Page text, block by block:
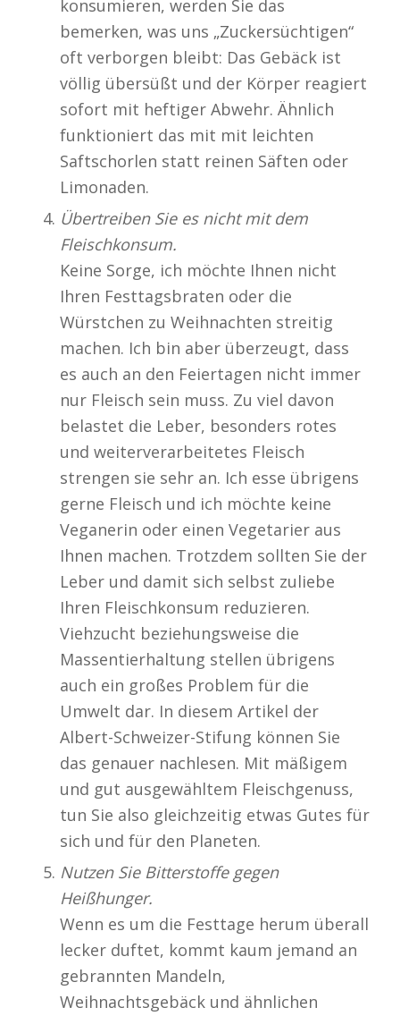
konsumieren, werden Sie das
bemerken, was uns „Zuckersüchtigen“
oft verborgen bleibt: Das Gebäck ist
völlig übersüßt und der Körper reagiert
sofort mit heftiger Abwehr. Ähnlich
funktioniert das mit mit leichten
Saftschorlen statt reinen Säften oder
Limonaden.
Übertreiben Sie es nicht mit dem
Fleischkonsum.
Keine Sorge, ich möchte Ihnen nicht
Ihren Festtagsbraten oder die
Würstchen zu Weihnachten streitig
machen. Ich bin aber überzeugt, dass
es auch an den Feiertagen nicht immer
nur Fleisch sein muss. Zu viel davon
belastet die Leber, besonders rotes
und weiterverarbeitetes Fleisch
strengen sie sehr an. Ich esse übrigens
gerne Fleisch und ich möchte keine
Veganerin oder einen Vegetarier aus
Ihnen machen. Trotzdem sollten Sie der
Leber und damit sich selbst zuliebe
Ihren Fleischkonsum reduzieren.
Viehzucht beziehungsweise die
Massentierhaltung stellen übrigens
auch ein großes Problem für die
Umwelt dar. In diesem Artikel der
Albert-Schweizer-Stifung können Sie
das genauer nachlesen. Mit mäßigem
und gut ausgewähltem Fleischgenuss,
tun Sie also gleichzeitig etwas Gutes für
sich und für den Planeten.
Nutzen Sie Bitterstoffe gegen
Heißhunger.
Wenn es um die Festtage herum überall
lecker duftet, kommt kaum jemand an
gebrannten Mandeln,
Weihnachtsgebäck und ähnlichen